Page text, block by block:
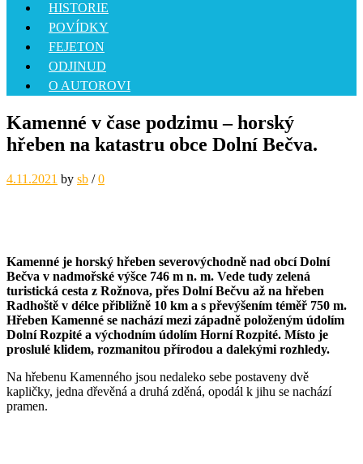
HISTORIE
POVÍDKY
FEJETON
ODJINUD
O AUTOROVI
Kamenné v čase podzimu – horský
hřeben na katastru obce Dolní Bečva.
4.11.2021 by sb / 0
Kamenné je horský hřeben severovýchodně nad obcí Dolní
Bečva v nadmořské výšce 746 m n. m. Vede tudy zelená
turistická cesta z Rožnova, přes Dolní Bečvu až na hřeben
Radhoště v délce přibližně 10 km a s převýšením téměř 750 m.
Hřeben Kamenné se nachází mezi západně položeným údolím
Dolní Rozpité a východním údolím Horní Rozpité. Místo je
proslulé klidem, rozmanitou přírodou a dalekými rozhledy.
Na hřebenu Kamenného jsou nedaleko sebe postaveny dvě
kapličky, jedna dřevěná a druhá zděná, opodál k jihu se nachází
pramen.